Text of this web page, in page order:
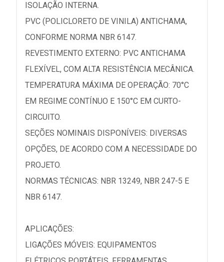
ISOLAÇÃO INTERNA.
PVC (POLICLORETO DE VINILA) ANTICHAMA,
CONFORME NORMA NBR 6147.
REVESTIMENTO EXTERNO: PVC ANTICHAMA
FLEXÍVEL, COM ALTA RESISTÊNCIA MECÂNICA.
TEMPERATURA MÁXIMA DE OPERAÇÃO: 70°C
EM REGIME CONTÍNUO E 150°C EM CURTO-
CIRCUITO.
SEÇÕES NOMINAIS DISPONÍVEIS: DIVERSAS
OPÇÕES, DE ACORDO COM A NECESSIDADE DO
PROJETO.
NORMAS TÉCNICAS: NBR 13249, NBR 247-5 E
NBR 6147.
APLICAÇÕES:
LIGAÇÕES MÓVEIS: EQUIPAMENTOS